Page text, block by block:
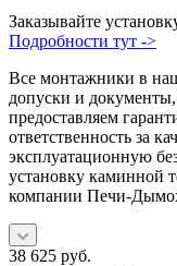
Заказывайте
Подробности тут ->
Все монтажники в
допуски и
предоставляем
ответственность за
эксплуатационную
установку каминной
компании Печи-
38 625 руб.